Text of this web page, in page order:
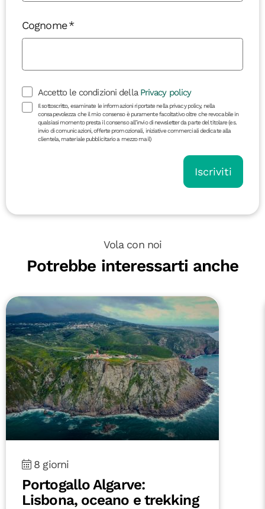
Cognome
Accetto le condizioni della Privacy policy
Il sottoscritto, esaminate le informazioni riportate nella privacy policy, nella
consapevolezza che il mio consenso è puramente facoltativo oltre che revocabile in
qualsiasi momento presta il consenso all’invio di newsletter da parte del titolare (es.
invio di comunicazioni, offerte promozionali, iniziative commerciali dedicate alla
clientela, materiale pubblicitario a mezzo mail)
Iscriviti
Vola con noi
Potrebbe interessarti anche
8 giorni
Portogallo Algarve:
Lisbona, oceano e trekking